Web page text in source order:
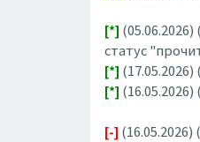
[*]
статус
[*]
[*]
[-]